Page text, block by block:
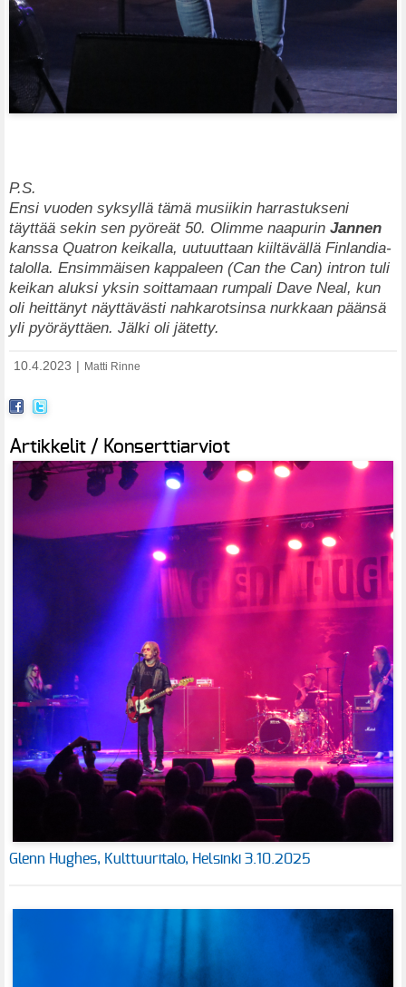
P.S.
Ensi vuoden syksyllä tämä musiikin harrastukseni
täyttää sekin sen pyöreät 50. Olimme naapurin Jannen
kanssa Quatron keikalla, uutuuttaan kiiltävällä Finlandia-
talolla. Ensimmäisen kappaleen (Can the Can) intron tuli
keikan aluksi yksin soittamaan rumpali Dave Neal, kun
oli heittänyt näyttävästi nahkarotsinsa nurkkaan päänsä
yli pyöräyttäen. Jälki oli jätetty.
10.4.2023 Matti Rinne
Artikkelit / Konserttiarviot
Glenn Hughes, Kulttuuritalo, Helsinki 3.10.2025